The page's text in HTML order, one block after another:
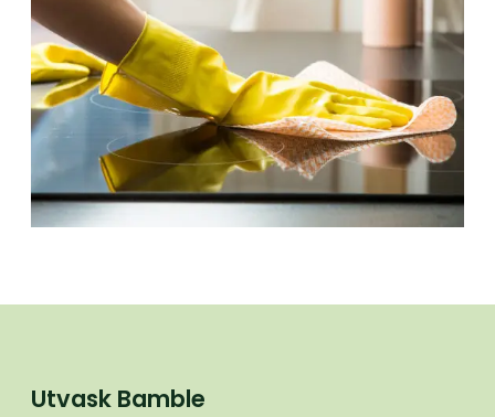
Utvask Bamble